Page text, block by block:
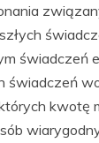
świadczeń
świadczeń
kwotę